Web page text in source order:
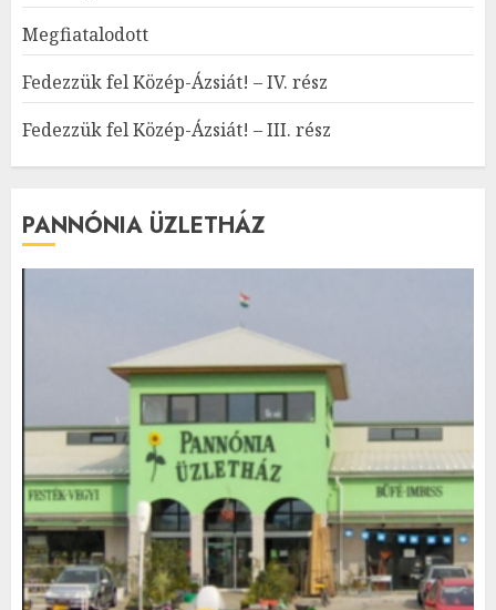
Megfiatalodott
Fedezzük fel Közép-Ázsiát! – IV. rész
Fedezzük fel Közép-Ázsiát! – III. rész
PANNÓNIA ÜZLETHÁZ